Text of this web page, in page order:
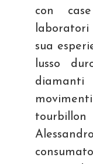
con
sua
lusso